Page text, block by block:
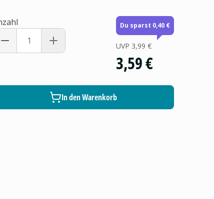
Du sparst 0,40 €
UVP 3,99 €
3,59 €
In den Warenkorb